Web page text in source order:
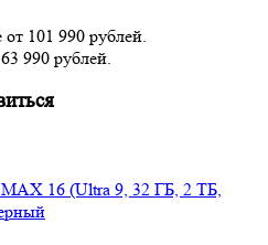
101 990 рублей.
990 рублей.
16 (Ultra 9, 32 ГБ, 2 ТБ,